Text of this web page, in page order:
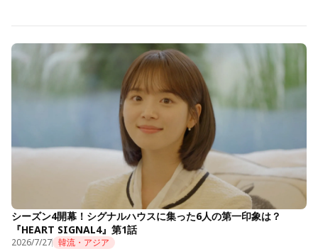
シーズン4開幕！シグナルハウスに集った6人の第一印象は？
『HEART SIGNAL4』第1話
2026/7/27 韓流・アジア